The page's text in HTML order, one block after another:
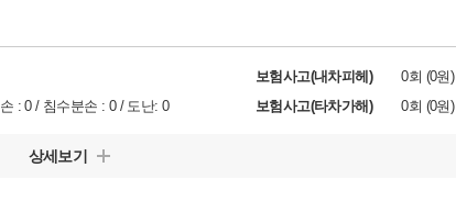
: 0 / 침수분손 : 0 / 도난: 0
보험사고(내차피헤)
0회 (0원)
보험사고(타차가해)
0회 (0원)
상세보기